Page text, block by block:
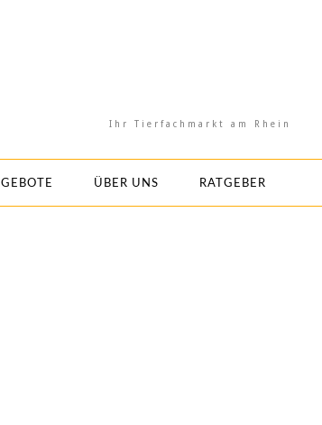
Ihr Tierfachmarkt am Rhein
ÜBER UNS RATGEBER